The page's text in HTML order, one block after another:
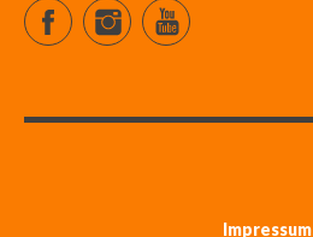
FacebookInstagramYouTube
Impressum